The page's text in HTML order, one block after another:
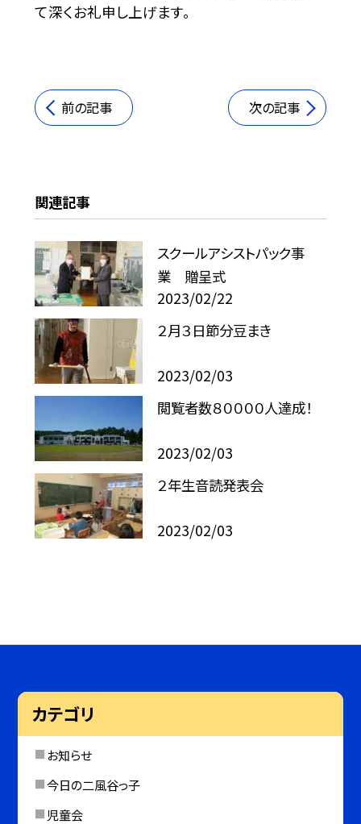
て深くお礼申し上げます。
前の記事 次の記事
関連記事
スクールアシストパック事
業 贈呈式
2023/02/22
２月３日節分豆まき
2023/02/03
閲覧者数８００００人達成！
2023/02/03
２年生音読発表会
2023/02/03
カテゴリ
お知らせ
今日の二風谷っ子
児童会